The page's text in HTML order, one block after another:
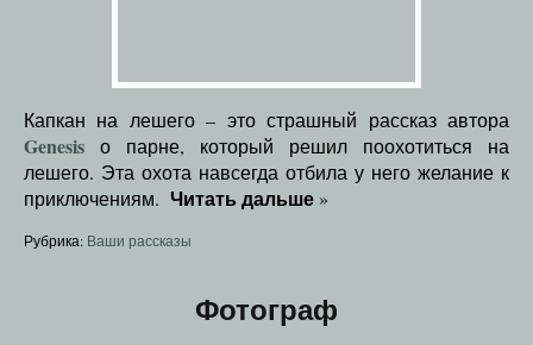
Капкан на лешего – это страшный рассказ автора
Genesis о парне, который решил поохотиться на
лешего. Эта охота навсегда отбила у него желание к
приключениям. Читать дальше »
Рубрика: Ваши рассказы
Фотограф